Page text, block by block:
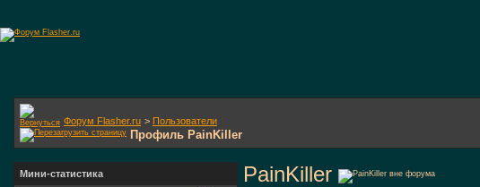
Форум Flasher.ru > Пользователи
Профиль PainKiller
PainKiller
Мини-статистика